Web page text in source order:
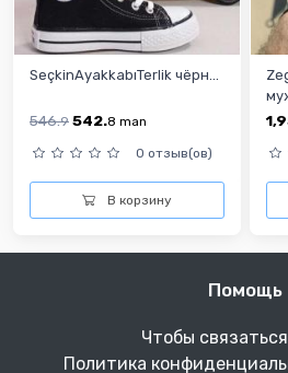
SeçkinAyakkabıTerlik чёрн...
546.9 542.8 man
0 отзыв(ов)
В корзину
Помощь
Чтобы
Политика